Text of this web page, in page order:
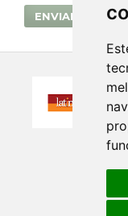
ENVIAR